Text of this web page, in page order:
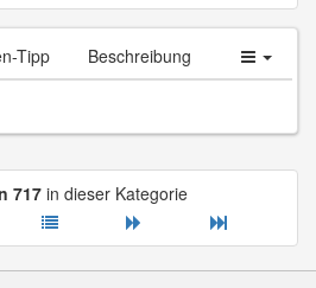
Tipp Beschreibung
717in dieser Kategorie